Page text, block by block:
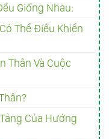
Giống Nhau:
Thể Điều Khiển
Thân Và Cuộc
Của Hướng